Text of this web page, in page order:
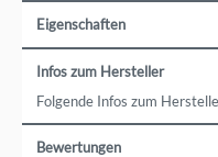
Eigenschaften
Infos zum Hersteller
Folgende Infos zum
Bewertungen